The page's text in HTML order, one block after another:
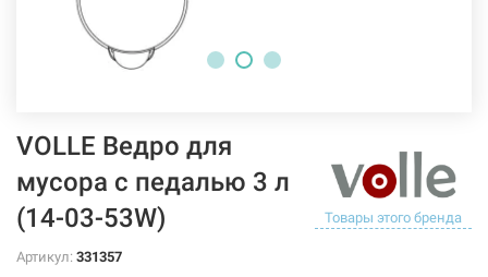
VOLLE Ведро для
мусора с педалью 3 л
(14-03-53W)
Товары этого бренда
Артикул: 331357